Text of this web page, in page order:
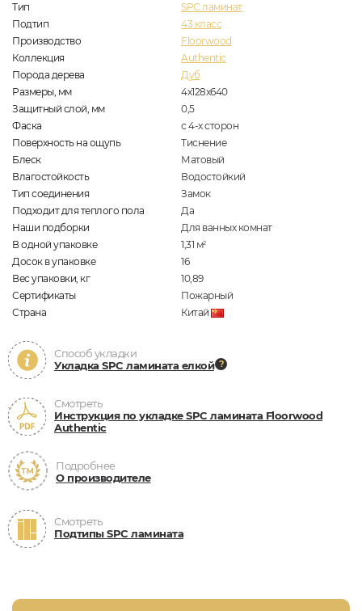
Тип
SPC ламинат
Подтип
43 класс
Производство
Floorwood
Коллекция
Authentic
Порода дерева
Дуб
Размеры, мм
4х128х640
Защитный слой, мм
0,5
Фаска
с 4-х сторон
Поверхность на ощупь
Тиснение
Блеск
Матовый
Влагостойкость
Водостойкий
Тип соединения
Замок
Подходит для теплого пола
Да
Наши подборки
Для ванных комнат
В одной упаковке
1,31 м2
Досок в упаковке
16
Вес упаковки, кг
10,89
Сертификаты
Пожарный
Страна
Китай
Способ укладки
Укладка SPC ламината елкой
Смотреть
Инструкция по укладке SPC ламината Floorwood
Authentic
Подробнее
О производителе
Смотреть
Подтипы SPC ламината